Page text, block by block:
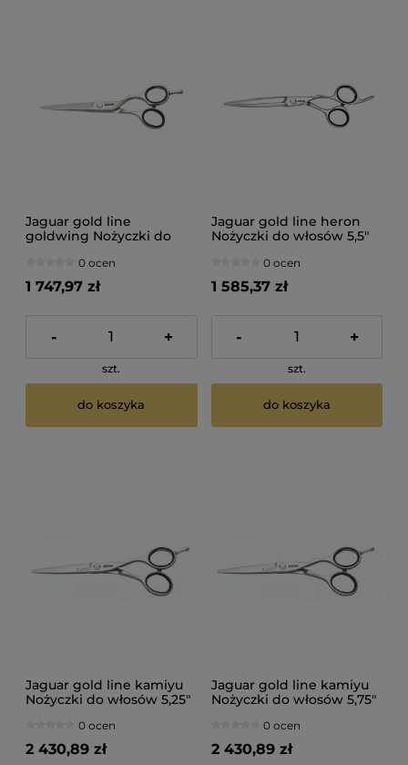
Jaguar gold line
goldwing Nożyczki do
0 ocen
1 747,97 zł
- +
szt.
do koszyka
Jaguar gold line heron
Nożyczki do włosów 5,5"
0 ocen
1 585,37 zł
- +
szt.
do koszyka
Jaguar gold line kamiyu
Nożyczki do włosów 5,25"
0 ocen
2 430,89 zł
Jaguar gold line kamiyu
Nożyczki do włosów 5,75"
0 ocen
2 430,89 zł